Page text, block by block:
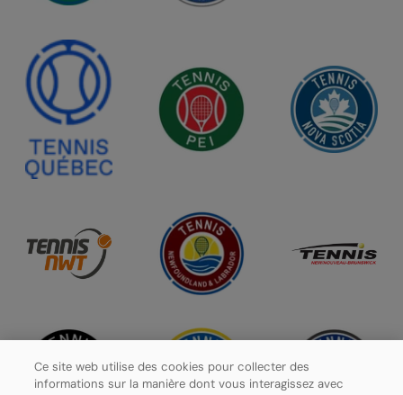
Ce site web utilise des cookies pour collecter des
informations sur la manière dont vous interagissez avec